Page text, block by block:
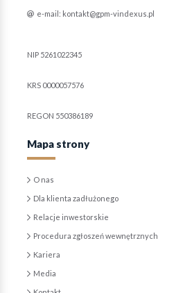
e-mail: kontakt@gpm-vindexus.pl
NIP 5261022345
KRS 0000057576
REGON 550386189
Mapa strony
O nas
Dla klienta zadłużonego
Relacje inwestorskie
Procedura zgłoszeń wewnętrznych
Kariera
Media